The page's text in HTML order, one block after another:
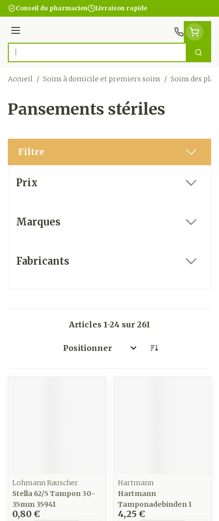
Aller au contenu
Conseil du pharmacien Livraison rapide
Menu
Rechercher
Accueil / Soins à domicile et premiers soins / Soins des
Pansements stériles
Filtre
Prix
Marques
Fabricants
Articles 1-24 sur 261
Trier par:
Lohmann Rauscher
Stella 62/5 Tampon 30-
35mm 35941
0,80 €
Hartmann
Hartmann
Tamponadebinden 1
4,25 €